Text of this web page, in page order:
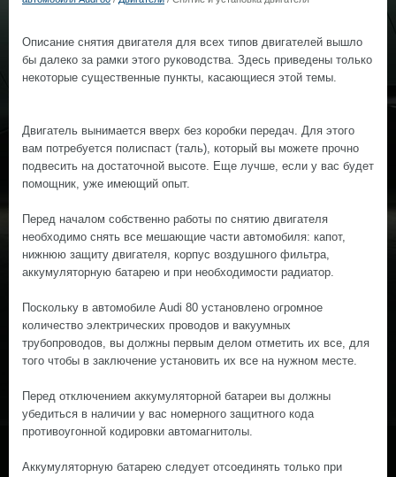
Описание снятия двигателя для всех типов двигателей вышло
бы далеко за рамки этого руководства. Здесь приведены только
некоторые существенные пункты, касающиеся этой темы.
Двигатель вынимается вверх без коробки передач. Для этого
вам потребуется полиспаст (таль), который вы можете прочно
подвесить на достаточной высоте. Еще лучше, если у вас будет
помощник, уже имеющий опыт.
Перед началом собственно работы по снятию двигателя
необходимо снять все мешающие части автомобиля: капот,
нижнюю защиту двигателя, корпус воздушного фильтра,
аккумуляторную батарею и при необходимости радиатор.
Поскольку в автомобиле Audi 80 установлено огромное
количество электрических проводов и вакуумных
трубопроводов, вы должны первым делом отметить их все, для
того чтобы в заключение установить их все на нужном месте.
Перед отключением аккумуляторной батареи вы должны
убедиться в наличии у вас номерного защитного кода
противоугонной кодировки автомагнитолы.
Аккумуляторную батарею следует отсоединять только при